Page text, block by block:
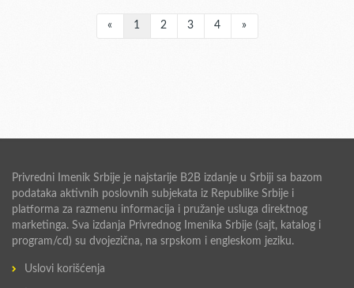
« 1 2 3 4 »
Privredni Imenik Srbije je najstarije B2B izdanje u Srbiji sa bazom
podataka aktivnih poslovnih subjekata iz Republike Srbije i
platforma za razmenu informacija i pružanje usluga direktnog
marketinga. Sva izdanja Privrednog Imenika Srbije (sajt, katalog i
program/cd) su dvojezična, na srpskom i engleskom jeziku.
Uslovi korišćenja